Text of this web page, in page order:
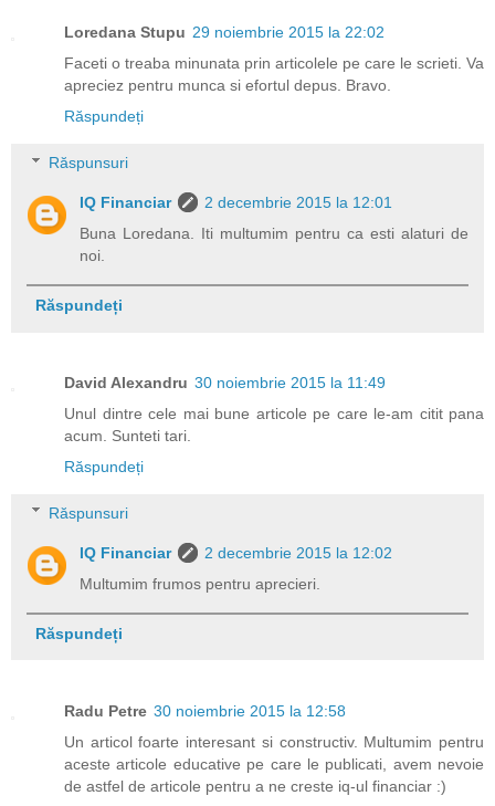
Loredana Stupu 29 noiembrie 2015 la 22:02
Faceti o treaba minunata prin articolele pe care le scrieti. Va
apreciez pentru munca si efortul depus. Bravo.
Răspundeți
Răspunsuri
IQ Financiar
2 decembrie 2015 la 12:01
Buna Loredana. Iti multumim pentru ca esti alaturi de
noi.
Răspundeți
David Alexandru 30 noiembrie 2015 la 11:49
Unul dintre cele mai bune articole pe care le-am citit pana
acum. Sunteti tari.
Răspundeți
Răspunsuri
IQ Financiar
2 decembrie 2015 la 12:02
Multumim frumos pentru aprecieri.
Răspundeți
Radu Petre 30 noiembrie 2015 la 12:58
Un articol foarte interesant si constructiv. Multumim pentru
aceste articole educative pe care le publicati, avem nevoie
de astfel de articole pentru a ne creste iq-ul financiar :)